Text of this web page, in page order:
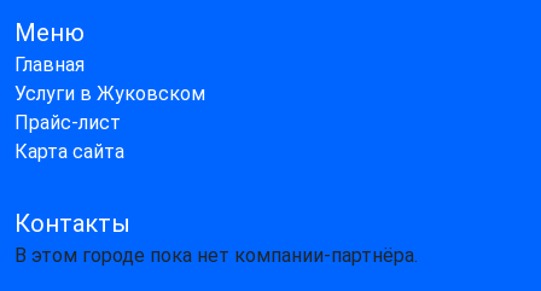
Меню
Главная
Услуги в Жуковском
Прайс-лист
Карта сайта
Контакты
В этом городе пока нет компании-партнёра.